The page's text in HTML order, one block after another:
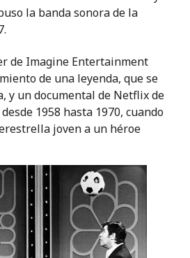
la banda sonora de la
de Imagine Entertainment
de una leyenda, que se
y un documental de Netflix de
1958 hasta 1970, cuando
joven a un héroe